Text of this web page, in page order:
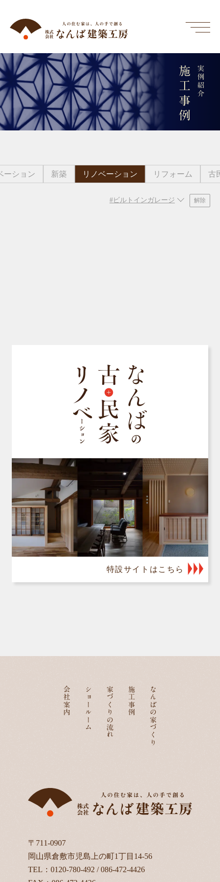
実例紹介
施工事例
ーション 新築 リノベーション リフォーム 古
#ビルトインガレージ 解除
特設サイトはこちら
なんばの家づくり
施工事例
家づくりの流れ
ショールーム
会社案内
〒711-0907
岡山県倉敷市児島上の町1丁目14-56
TEL： 0120-780-492 /086-472-4426